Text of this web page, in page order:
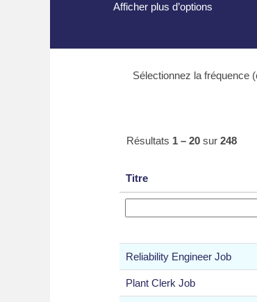
Afficher plus d’options
Sélectionnez la fréquence
Résultats 1 – 20 sur 248
Titre
Reliability Engineer Job
Plant Clerk Job